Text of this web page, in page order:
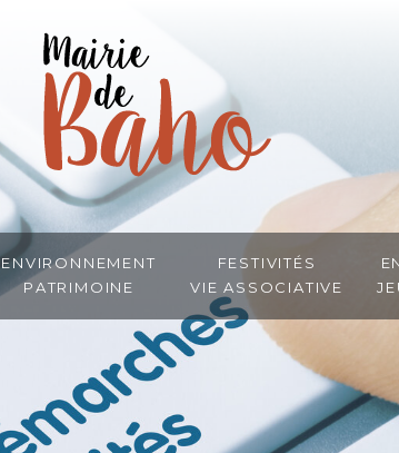
Environnement
Patrimoine
Festivités
Vie associative